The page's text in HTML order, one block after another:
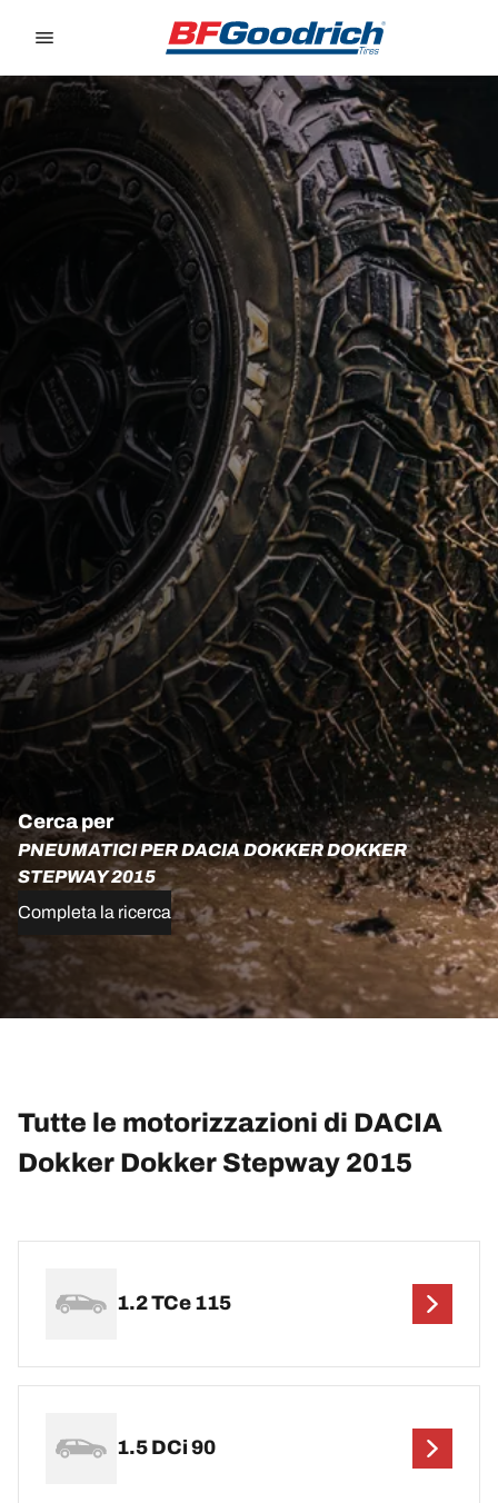
Cerca per
PNEUMATICI PER DACIA DOKKER DOKKER
STEPWAY 2015
Completa la ricerca
Tutte le motorizzazioni di DACIA
Dokker Dokker Stepway 2015
1.2 TCe 115
1.5 DCi 90